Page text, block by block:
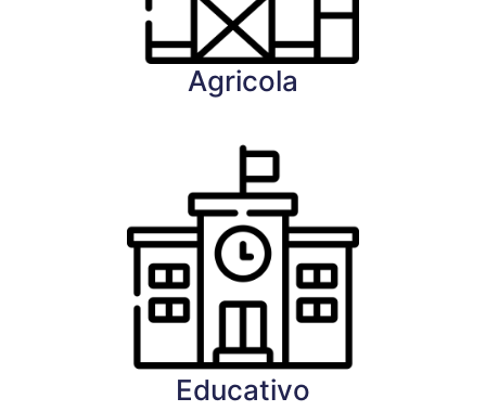
Agricola
Educativo